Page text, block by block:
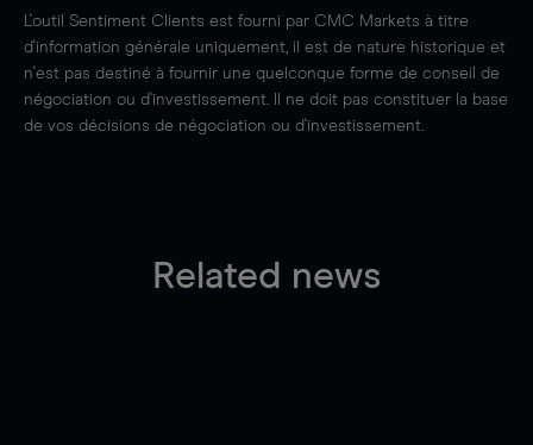
L'outil Sentiment Clients est fourni par CMC Markets à titre
d'information générale uniquement, il est de nature historique et
n'est pas destiné à fournir une quelconque forme de conseil de
négociation ou d'investissement. Il ne doit pas constituer la base
de vos décisions de négociation ou d'investissement.
Related news